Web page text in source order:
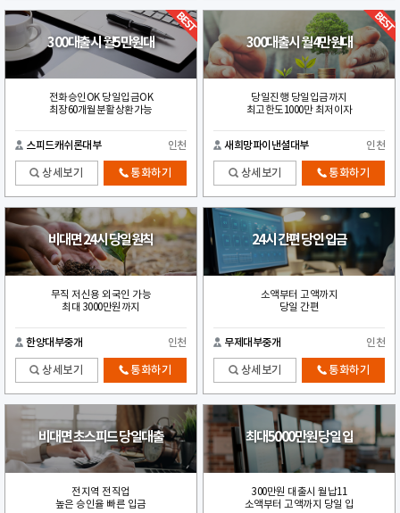
300대출시 월5만원대
전화승인OK 당일입금OK
최장60개월분활상환가능
스피드캐쉬론대부 인천
상세보기 통화하기
300대출시 월4만원대
당일진행 당일입금까지
최고한도1000만 최저이자
새희망파이낸셜대부 인천
상세보기 통화하기
비대면 24시 당일원칙
무직 저신용 외국인 가능
최대 3000만원까지
한양대부중개 인천
상세보기 통화하기
24시 간편 당인 입금
소액부터 고액까지
당일 간편
무제대부중개 인천
상세보기 통화하기
비대면 초스피드 당일대출
전지역 전직업
높은 승인율 빠른 입금
최대5000만원 당일 입
300만원 대출시 월납11
소액부터 고액까지 당일 입